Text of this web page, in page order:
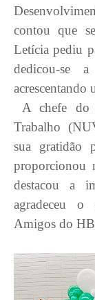
contou que
Letícia pediu
dedicou-se
acrescentando
A chefe do
Trabalho
sua gratidão
proporcionou
destacou a
agradeceu o
Amigos do